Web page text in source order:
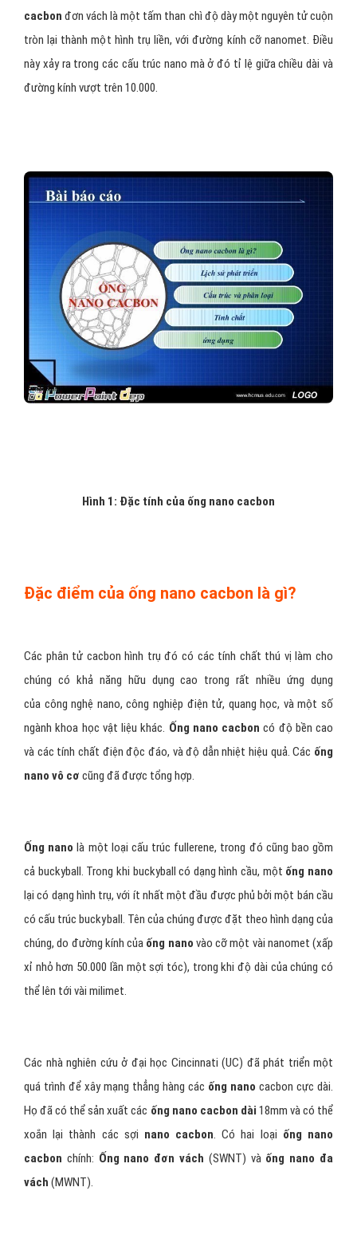
cacbon đơn vách là một tấm than chì độ dày một nguyên tử cuộn
tròn lại thành một hình trụ liền, với đường kính cỡ nanomet. Điều
này xảy ra trong các cấu trúc nano mà ở đó tỉ lệ giữa chiều dài và
đường kính vượt trên 10.000.
Hình 1: Đặc tính của ống nano cacbon
Đặc điểm của ống nano cacbon là gì?
Các phân tử cacbon hình trụ đó có các tính chất thú vị làm cho
chúng có khả năng hữu dụng cao trong rất nhiều ứng dụng
của công nghệ nano, công nghiệp điện tử, quang học, và một số
ngành khoa học vật liệu khác. Ống nano cacbon có độ bền cao
và các tính chất điện độc đáo, và độ dẫn nhiệt hiệu quả. Các ống
nano vô cơ cũng đã được tổng hợp.
Ống nano là một loại cấu trúc fullerene, trong đó cũng bao gồm
cả buckyball. Trong khi buckyball có dạng hình cầu, một ống nano
lại có dạng hình trụ, với ít nhất một đầu được phủ bởi một bán cầu
có cấu trúc buckyball. Tên của chúng được đặt theo hình dạng của
chúng, do đường kính của ống nano vào cỡ một vài nanomet (xấp
xỉ nhỏ hơn 50.000 lần một sợi tóc), trong khi độ dài của chúng có
thể lên tới vài milimet.
Các nhà nghiên cứu ở đại học Cincinnati (UC) đã phát triển một
quá trình để xây mạng thẳng hàng các ống nano cacbon cực dài.
Họ đã có thể sản xuất các ống nano cacbon dài 18mm và có thể
xoắn lại thành các sợi nano cacbon. Có hai loại ống nano
cacbon chính: Ống nano đơn vách (SWNT) và ống nano đa
vách (MWNT).